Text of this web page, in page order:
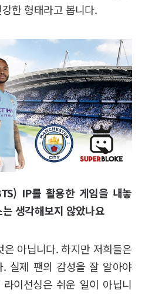
한 형태라고 봅니다.
IP를 활용한 게임을 내놓
생각해보지 않았나요
아닙니다. 하지만 저희들은
실제 팬의 감성을 잘 알아야
이선싱은 쉬운 일이 아닙니